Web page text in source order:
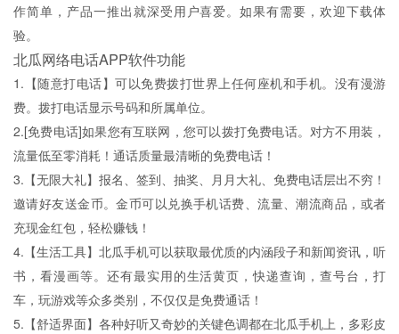
作简单，产品一推出就深受用户喜爱。如果有需要，欢迎下载体
验。
北瓜网络电话APP软件功能
1.【随意打电话】可以免费拨打世界上任何座机和手机。没有漫游
费。拨打电话显示号码和所属单位。
2.[免费电话]如果您有互联网，您可以拨打免费电话。对方不用装，
流量低至零消耗！通话质量最清晰的免费电话！
3.【无限大礼】报名、签到、抽奖、月月大礼、免费电话层出不穷！
邀请好友送金币。金币可以兑换手机话费、流量、潮流商品，或者
充现金红包，轻松赚钱！
4.【生活工具】北瓜手机可以获取最优质的内涵段子和新闻资讯，听
书，看漫画等。还有最实用的生活黄页，快递查询，查号台，打
车，玩游戏等众多类别，不仅仅是免费通话！
5.【舒适界面】各种好听又奇妙的关键色调都在北瓜手机上，多彩皮